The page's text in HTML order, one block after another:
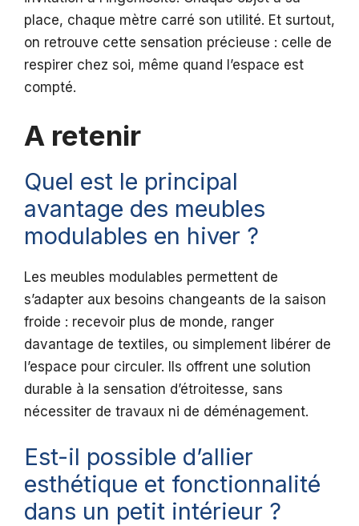
place, chaque mètre carré son utilité. Et surtout,
on retrouve cette sensation précieuse : celle de
respirer chez soi, même quand l’espace est
compté.
A retenir
Quel est le principal
avantage des meubles
modulables en hiver ?
Les meubles modulables permettent de
s’adapter aux besoins changeants de la saison
froide : recevoir plus de monde, ranger
davantage de textiles, ou simplement libérer de
l’espace pour circuler. Ils offrent une solution
durable à la sensation d’étroitesse, sans
nécessiter de travaux ni de déménagement.
Est-il possible d’allier
esthétique et fonctionnalité
dans un petit intérieur ?